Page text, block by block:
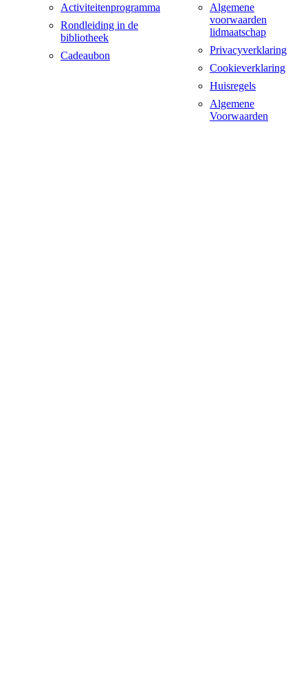
Activiteitenprogramma
Rondleiding in de
bibliotheek
Cadeaubon
Algemene
voorwaarden
lidmaatschap
Privacyverklaring
Cookieverklaring
Huisregels
Algemene
Voorwaarden